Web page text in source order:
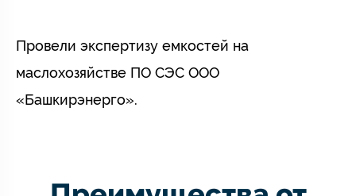
Провели экспертизу емкостей на
маслохозяйстве ПО СЭС ООО
«Башкирэнерго».